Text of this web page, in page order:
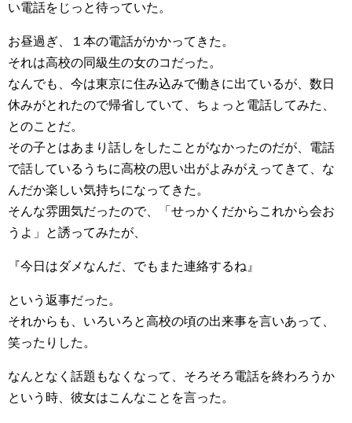
い電話をじっと待っていた。
お昼過ぎ、１本の電話がかかってきた。
それは高校の同級生の女のコだった。
なんでも、今は東京に住み込みで働きに出ているが、数日
休みがとれたので帰省していて、ちょっと電話してみた、
とのことだ。
その子とはあまり話しをしたことがなかったのだが、電話
で話しているうちに高校の思い出がよみがえってきて、な
んだか楽しい気持ちになってきた。
そんな雰囲気だったので、「せっかくだからこれから会お
うよ」と誘ってみたが、
『今日はダメなんだ、でもまた連絡するね』
という返事だった。
それからも、いろいろと高校の頃の出来事を言いあって、
笑ったりした。
なんとなく話題もなくなって、そろそろ電話を終わろうか
という時、彼女はこんなことを言った。